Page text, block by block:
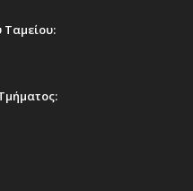
Ταμείου: